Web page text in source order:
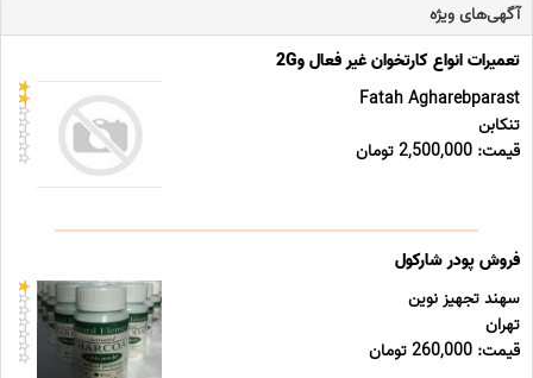
آگهی‌های ویژه
تعمیرات انواع کارتخوان غیر فعال و2G
Fatah Agharebparast
تنکابن
قیمت: 2,500,000 تومان
فروش پودر شارکول
سهند تجهیز نوین
تهران
قیمت: 260,000 تومان